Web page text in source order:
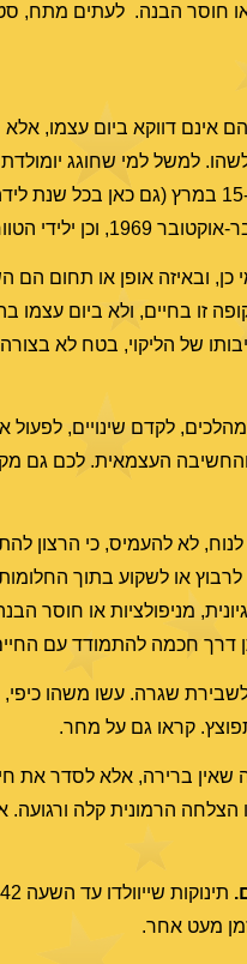
חוסר הבנה. לעתים מתח,
הם אינם דווקא ביום עצמו,
מעלה 25 או 26 במזל כלשהו. למשל
ובאיזה אופן או תחום הם
זו בחיים, ולא ביום עצמו
של הליקוי, בטח לא
לקדם שינויים,
העצמאית. לכם גם
לא להעמיס, כי הרצון
או לשקוע בתוך
מניפולציות או חוסר
דרך חכמה להתמודד עם
שגרה. עשו משהו
קראו גם על מחר.
ברירה, אלא לסדר את חיי
הרמונית קלה ורגועה.
.
מעט אחר.